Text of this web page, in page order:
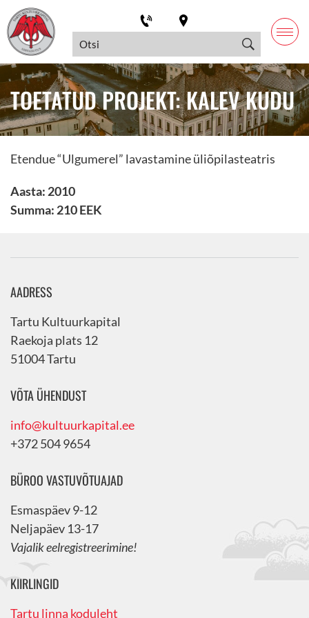
TOETATUD PROJEKT: KALEV KUDU
Etendue “Ulgumerel” lavastamine üliõpilasteatris
Aasta: 2010
Summa: 210 EEK
AADRESS
Tartu Kultuurkapital
Raekoja plats 12
51004 Tartu
VÕTA ÜHENDUST
info@kultuurkapital.ee
+372 504 9654
BÜROO VASTUVÕTUAJAD
Esmaspäev 9-12
Neljapäev 13-17
Vajalik eelregistreerimine!
KIIRLINGID
Tartu linna koduleht